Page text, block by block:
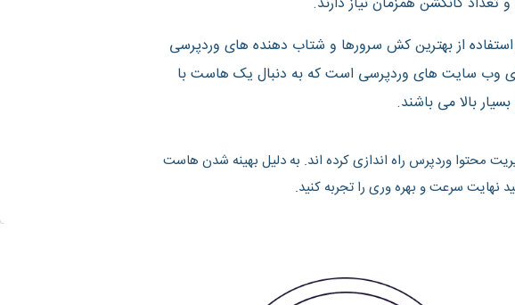
از بهترین کش سرورها و شتاب دهنده های وردپرسی
وب سایت های وردپرسی است که به دنبال یک هاست با
بالا می باشند.
وردپرس راه اندازی کرده اند. به دلیل بهینه شدن هاست